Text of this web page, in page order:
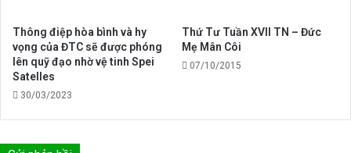
Thông điệp hòa bình và hy
vọng của ĐTC sẽ được phóng
lên quỹ đạo nhờ vệ tinh Spei
Satelles
30/03/2023
Thứ Tư Tuần XVII TN – Đức
Mẹ Mân Côi
07/10/2015